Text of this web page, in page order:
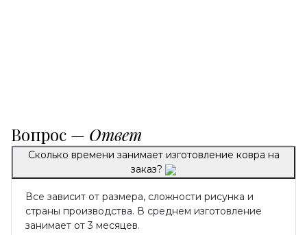
Вопрос — Ответ
Сколько времени занимает изготовление ковра на
заказ?
Все зависит от размера, сложности рисунка и
страны производства. В среднем изготовление
занимает от 3 месяцев.